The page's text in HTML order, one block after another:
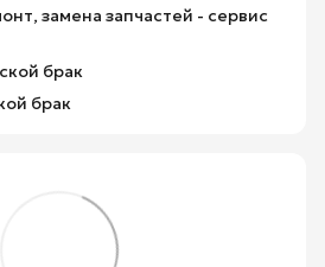
замена запчастей - сервис
брак
брак